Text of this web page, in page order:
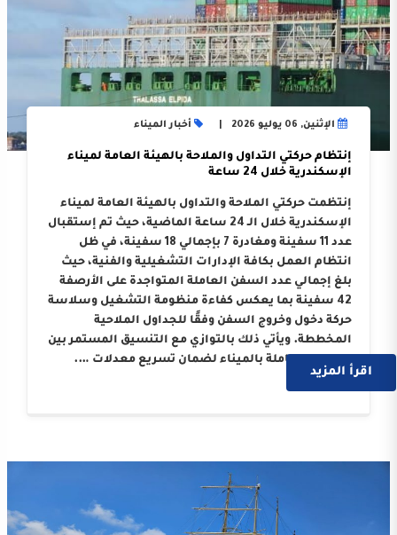
الإثنين, 06 يوليو 2026 أخبار الميناء
إنتظام حركتي التداول والملاحة بالهيئة العامة لميناء
الإسكندرية خلال 24 ساعة
إنتظمت حركتي الملاحة والتداول بالهيئة العامة لميناء
الإسكندرية خلال الـ 24 ساعة الماضية، حيث تم إستقبال
عدد 11 سفينة ومغادرة 7 بإجمالي 18 سفينة، في ظل
انتظام العمل بكافة الإدارات التشغيلية والفنية، حيث
بلغ إجمالي عدد السفن العاملة المتواجدة على الأرصفة
42 سفينة بما يعكس كفاءة منظومة التشغيل وسلاسة
حركة دخول وخروج السفن وفقًا للجداول الملاحية
المخططة. ويأتي ذلك بالتوازي مع التنسيق المستمر بين
الجهات العاملة بالميناء لضمان تسريع معدلات ….
اقرأ المزيد